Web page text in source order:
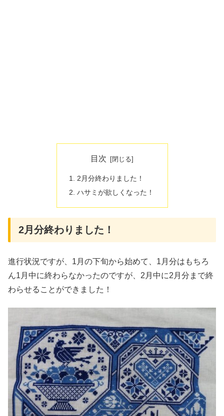
目次
2月分終わりました！
ハサミが欲しくなった！
2月分終わりました！
進行状況ですが、1月の下旬から始めて、1月分はもちろ
ん1月中に終わらなかったのですが、2月中に2月分まで終
わらせることができました！